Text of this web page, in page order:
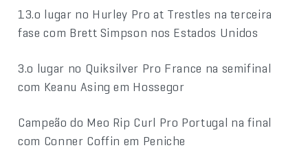
13.o lugar no Hurley Pro at Trestles na terceira
fase com Brett Simpson nos Estados Unidos
3.o lugar no Quiksilver Pro France na semifinal
com Keanu Asing em Hossegor
Campeão do Meo Rip Curl Pro Portugal na final
com Conner Coffin em Peniche